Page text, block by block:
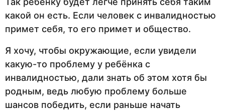
какой он есть. Если человек с инвалидностью
примет себя, то его примет и общество.
Я хочу, чтобы окружающие, если увидели
какую-то проблему у ребёнка с
инвалидностью, дали знать об этом хотя бы
родным, ведь любую проблему больше
шансов победить, если раньше начать